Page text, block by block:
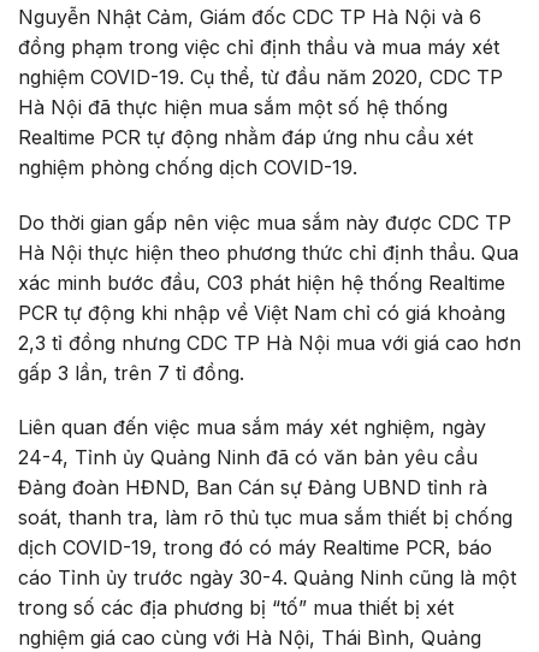
Nguyễn Nhật Cảm, Giám đốc CDC TP Hà Nội và 6
đồng phạm trong việc chỉ định thầu và mua máy xét
nghiệm COVID-19. Cụ thể, từ đầu năm 2020, CDC TP
Hà Nội đã thực hiện mua sắm một số hệ thống
Realtime PCR tự động nhằm đáp ứng nhu cầu xét
nghiệm phòng chống dịch COVID-19.
Do thời gian gấp nên việc mua sắm này được CDC TP
Hà Nội thực hiện theo phương thức chỉ định thầu. Qua
xác minh bước đầu, C03 phát hiện hệ thống Realtime
PCR tự động khi nhập về Việt Nam chỉ có giá khoảng
2,3 tỉ đồng nhưng CDC TP Hà Nội mua với giá cao hơn
gấp 3 lần, trên 7 tỉ đồng.
Liên quan đến việc mua sắm máy xét nghiệm, ngày
24-4, Tỉnh ủy Quảng Ninh đã có văn bản yêu cầu
Đảng đoàn HĐND, Ban Cán sự Đảng UBND tỉnh rà
soát, thanh tra, làm rõ thủ tục mua sắm thiết bị chống
dịch COVID-19, trong đó có máy Realtime PCR, báo
cáo Tỉnh ủy trước ngày 30-4. Quảng Ninh cũng là một
trong số các địa phương bị “tố” mua thiết bị xét
nghiệm giá cao cùng với Hà Nội, Thái Bình, Quảng